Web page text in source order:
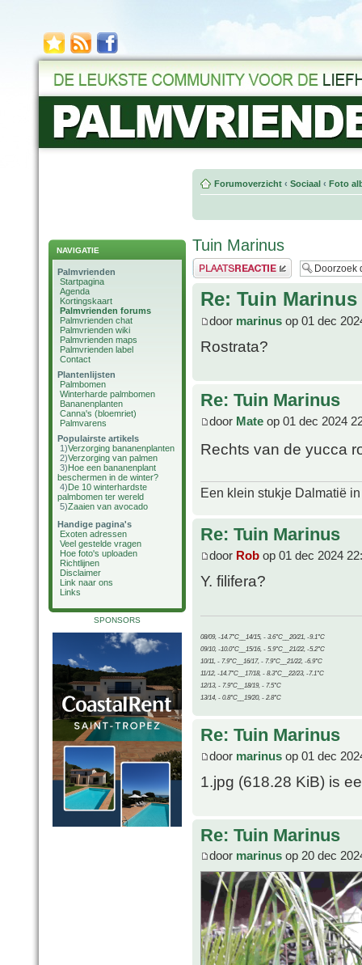
NAVIGATIE
Palmvrienden
Startpagina
Agenda
Kortingskaart
Palmvrienden forums
Palmvrienden chat
Palmvrienden wiki
Palmvrienden maps
Palmvrienden label
Contact
Plantenlijsten
Palmbomen
Winterharde palmbomen
Bananenplanten
Canna's (bloemriet)
Palmvarens
Populairste artikels
1)Verzorging bananenplanten
2)Verzorging van palmen
3)Hoe een bananenplant
beschermen in de winter?
4)De 10 winterhardste
palmbomen ter wereld
5)Zaaien van avocado
Handige pagina's
Exoten adressen
Veel gestelde vragen
Hoe foto's uploaden
Richtlijnen
Disclaimer
Link naar ons
Links
SPONSORS
Forumoverzicht ‹ Sociaal ‹ Foto
Tuin Marinus
Plaats een reactie
Re: Tuin Marinus
door marinus op 01 dec
Rostrata?
Re: Tuin Marinus
door Mate op 01 dec 2024
Rechts van de yucca
Een klein stukje Dalmatië
Re: Tuin Marinus
door Rob op 01 dec 2024
Y. filifera?
08/09, -14.7°C__14/15, - 3.6°C__20/21, -9.1°C
09/10, -10.0°C__15/16, - 5.9°C__21/22, -5.2°C
10/11, - 7.9°C__16/17, - 7.9°C__21/22, -6.9°C
11/12, -14.7°C__17/18, - 8.3°C__22/23, -7.1°C
12/13, - 7.9°C__18/19, - 7.5°C
13/14, - 0.8°C__19/20, - 2.8°C
Re: Tuin Marinus
door marinus op 01 dec
1.jpg (618.28 KiB) is
Re: Tuin Marinus
door marinus op 20 dec